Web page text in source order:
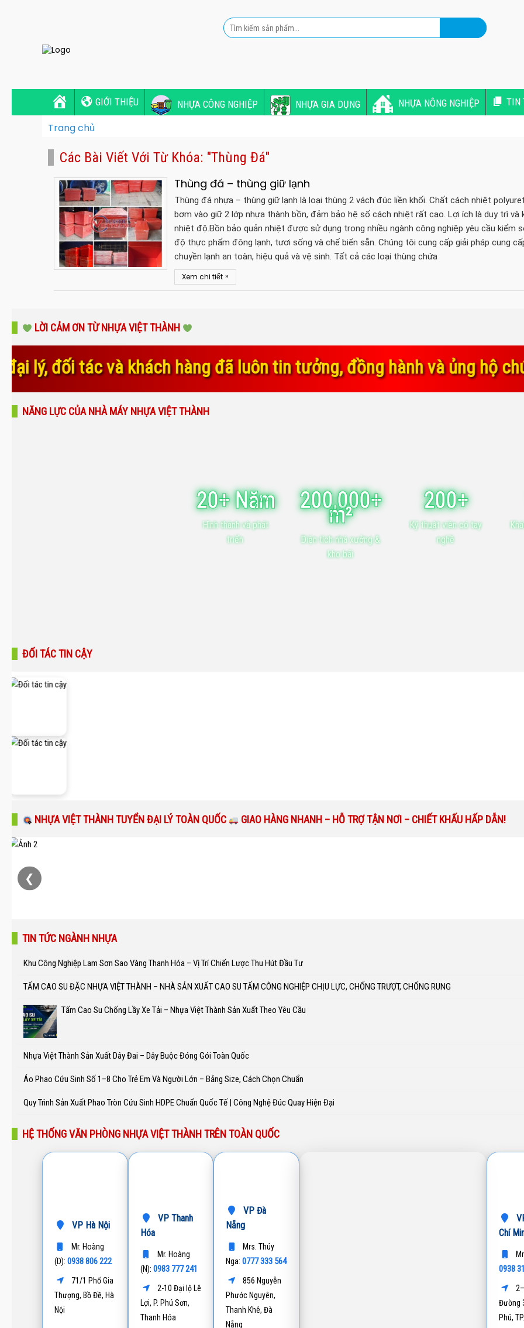
GIỚI THIỆU NHỰA CÔNG NGHIỆP NHỰA GIA DỤNG NHỰA NÔNG NGHIỆP TIN
Trang chủ
Các Bài Viết Với Từ Khóa: "Thùng Đá"
Thùng đá – thùng giữ lạnh
Thùng đá nhựa – thùng giữ lạnh là loại thùng 2 vách đúc liền khối. Chất cách nhiệt
bơm vào giữ 2 lớp nhựa thành bồn, đảm bảo hệ số cách nhiệt rất cao. Lợi ích là duy trì và
nhiệt độ.Bồn bảo quản nhiệt được sử dụng trong nhiều ngành công nghiệp yêu cầu kiểm
độ thực phẩm đông lạnh, tươi sống và chế biến sẵn. Chúng tôi cung cấp giải pháp cung
chuyền lạnh an toàn, hiệu quả và vệ sinh. Tất cả các loại thùng chứa
Xem chi tiết »
LỜI CẢM ƠN TỪ NHỰA VIỆT THÀNH
đã luôn tin tưởng, đồng hành và ủng hộ chúng tôi trong suốt thời
NĂNG LỰC CỦA NHÀ MÁY NHỰA VIỆT THÀNH
20+ Năm
Hình thành và phát
triển
200,000+
m²
Diện tích nhà xưởng &
kho bãi
200+
Kỹ thuật viên có tay
nghề
ĐỐI TÁC TIN CẬY
NHỰA VIỆT THÀNH TUYỂN ĐẠI LÝ TOÀN QUỐC GIAO HÀNG NHANH – HỖ TRỢ TẬN NƠI – CHIẾT KHẤU HẤP DẪN!
❮
TIN TỨC NGÀNH NHỰA
Khu Công Nghiệp Lam Sơn Sao Vàng Thanh Hóa – Vị Trí Chiến Lược Thu Hút Đầu Tư
TẤM CAO SU ĐẶC NHỰA VIỆT THÀNH – NHÀ SẢN XUẤT CAO SU TẤM CÔNG NGHIỆP CHỊU LỰC, CHỐNG TRƯỢT, CHỐNG RUNG
Tấm Cao Su Chống Lầy Xe Tải – Nhựa Việt Thành Sản Xuất Theo Yêu Cầu
Nhựa Việt Thành Sản Xuất Dây Đai – Dây Buộc Đóng Gói Toàn Quốc
Áo Phao Cứu Sinh Số 1–8 Cho Trẻ Em Và Người Lớn – Bảng Size, Cách Chọn Chuẩn
Quy Trình Sản Xuất Phao Tròn Cứu Sinh HDPE Chuẩn Quốc Tế | Công Nghệ Đúc Quay Hiện Đại
HỆ THỐNG VĂN PHÒNG NHỰA VIỆT THÀNH TRÊN TOÀN QUỐC
VP Hà Nội
Mr. Hoàng
(D): 0938 806 222
71/1 Phố Gia
Thượng, Bồ Đề, Hà
Nội
VP Thanh
Hóa
Mr. Hoàng
(N): 0983 777 241
2-10 Đại lộ Lê
Lợi, P. Phú Sơn,
Thanh Hóa
VP Đà
Nẵng
Mrs. Thúy
Nga:0777 333 564
856 Nguyễn
Phước Nguyên,
Thanh Khê, Đà
Nẵng
Chí
0938
Đường
Phú,